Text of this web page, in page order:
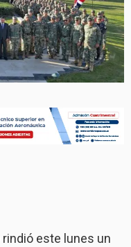
rindió este lunes un